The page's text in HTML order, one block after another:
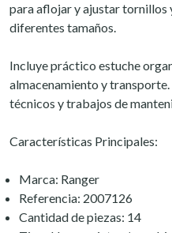
para aflojar y ajustar tornillos
diferentes tamaños.
Incluye práctico estuche
almacenamiento y
técnicos y trabajos de
Características Principales:
Marca: Ranger
Referencia: 2007126
Cantidad de piezas: 14